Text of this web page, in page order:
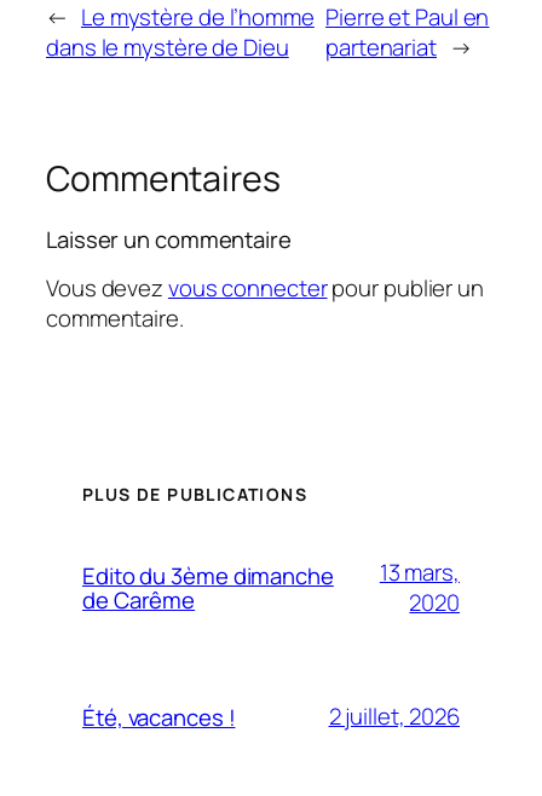
← Le mystère de l’homme
dans le mystère de Dieu
Pierre et Paul en
partenariat →
Commentaires
Laisser un commentaire
Vous devezvous connecterpour publier un
commentaire.
PLUS DE PUBLICATIONS
Edito du 3ème dimanche
de Carême
13 mars,
2020
Été, vacances ! 2 juillet, 2026